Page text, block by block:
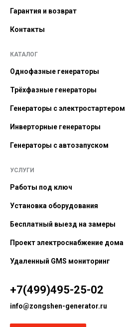
Гарантия и возврат
Контакты
КАТАЛОГ
Однофазные генераторы
Трёхфазные генераторы
Генераторы с электростартером
Инверторные генераторы
Генераторы с автозапуском
УСЛУГИ
Работы под ключ
Установка оборудования
Бесплатный выезд на замеры
Проект электроснабжение дома
Удаленный GMS мониторинг
+7(499)495-25-02
info@zongshen-generator.ru